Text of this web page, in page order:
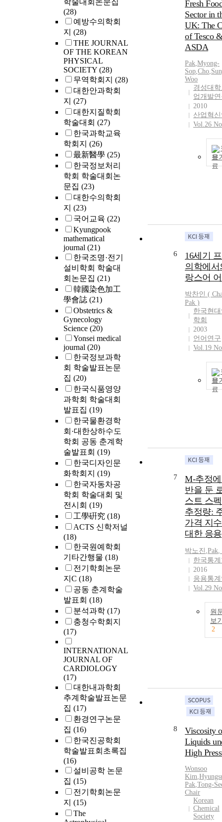
학술대회논문집
(28)
예방수의학회
지 (28)
THE JOURNAL
OF THE KOREAN
PHYSICAL
SOCIETY (28)
무역학회지 (28)
대한안과학회
지 (27)
대한지질학회
학술대회 (27)
한국과학교육
학회지 (26)
最新醫學 (25)
한국정보처리
학회 학술대회논
문집 (23)
대한수의학회
지 (23)
국어교육 (22)
Kyungpook
mathematical
journal (21)
한국조명·전기
설비학회 학술대
회논문집 (21)
韓國染色加工
學會誌 (21)
Obstetrics &
Gynecology
Science (20)
Yonsei medical
journal (20)
한국정보과학
회 학술발표논문
집 (20)
한국식품영양
과학회 학술대회
발표집 (19)
한국물환경학
회·대한상하수도
학회 공동 춘계학
술발표회 (19)
한국디자인문
화학회지 (19)
한국자동차공
학회 학술대회 및
전시회 (19)
工學硏究 (18)
ACTS 신학저널
(18)
한국원예학회
기타간행물 (18)
전기학회논문
지C (18)
공동 춘계학술
발표회 (18)
분석과학 (17)
충청수학회지
(17)
INTERNATIONAL
JOURNAL OF
CARDIOLOGY
(17)
대한내과학회
추계학술발표논문
집 (17)
환경연구논문
집 (16)
한국진공학회
학술발표회초록집
(16)
설비공학 논문
집 (15)
전기학회논문
지 (15)
The
Fresh
Sector in
UK: The
of Tesco &
ASDA
Pak,Myong-
Sop,Cho,
Woo
경성대
업개발
2010
산업혁
Vol.26
보
6
16세기
의학에서
랑스어
박찬인 (
Pak )
한국현
학회
2003
언어연구
Vol.19
보
7
M-추정
반을 둔
스트 스
추정량:
가격 지
대한 응용
박노진 ,Pak,
한국통
2016
응용통
Vol.29
원
보
2
8
Viscosity
Liquids
High
Wonsoo
Kim,
Pak,Tong-
Chair
Korean
Chemical
Society